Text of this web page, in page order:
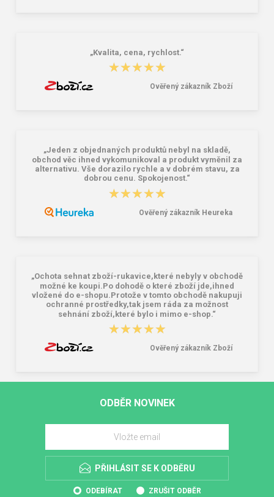
„Kvalita, cena, rychlost.“
★★★★★
★★★★★
Ověřený zákazník Zboží
„Jeden z objednaných produktů nebyl na skladě,
obchod věc ihned vykomunikoval a produkt vyměnil za
alternativu. Vše dorazilo rychle a v dobrém stavu, za
dobrou cenu. Spokojenost.“
★★★★★
★★★★★
Ověřený zákazník Heureka
„Ochota sehnat zboží-rukavice,které nebyly v obchodě
možné ke koupi.Po dohodě o které zboží jde,ihned
vložené do e-shopu.Protože v tomto obchodě nakupuji
ochranné prostředky,tak jsem ráda za možnost
sehnání zboží,které bylo i mimo e-shop.“
★★★★★
★★★★★
Ověřený zákazník Zboží
ODBĚR NOVINEK
PŘIHLÁSIT SE K ODBĚRU
ODEBÍRAT ZRUŠIT ODBĚR